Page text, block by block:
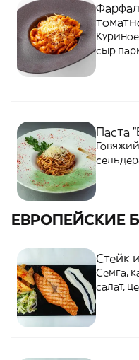
сыр
Паста
ЕВРОПЕЙСКИЕ
Стейк
Семга,
салат,